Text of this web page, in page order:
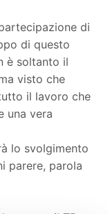
di
di questo
è soltanto il
visto che
il lavoro che
una vera
lo svolgimento
parere, parola